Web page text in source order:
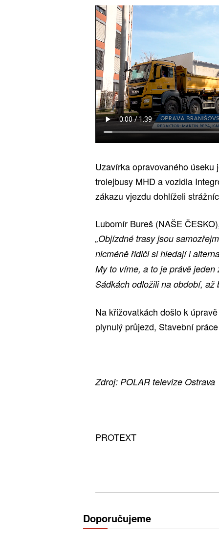
Uzavírka opravovaného
trolejbusy MHD a vozidla
zákazu vjezdu dohlíželi
Lubomír Bureš (NAŠE
„Objízdné trasy jsou
nicméně řidiči si hledají i
My to víme, a to je právě
Sádkách odložili na období, až
Na křižovatkách došlo k
plynulý průjezd, Stavební
Zdroj: POLAR televize Ostrava
PROTEXT
Doporučujeme